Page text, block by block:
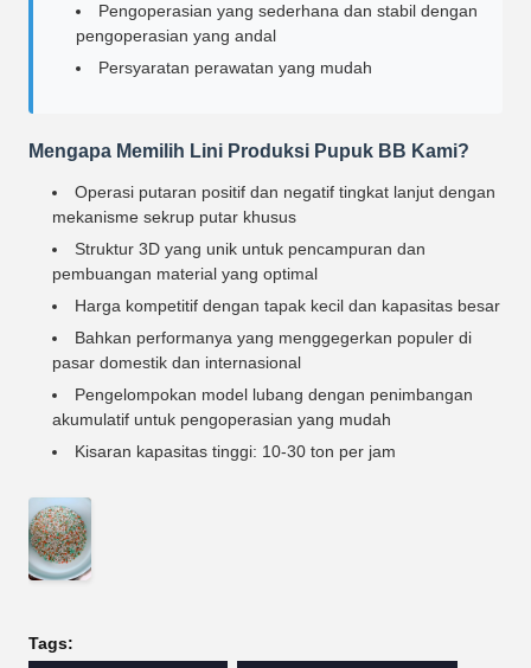
Pengoperasian yang sederhana dan stabil dengan
pengoperasian yang andal
Persyaratan perawatan yang mudah
Mengapa Memilih Lini Produksi Pupuk BB Kami?
Operasi putaran positif dan negatif tingkat lanjut dengan
mekanisme sekrup putar khusus
Struktur 3D yang unik untuk pencampuran dan
pembuangan material yang optimal
Harga kompetitif dengan tapak kecil dan kapasitas besar
Bahkan performanya yang menggegerkan populer di
pasar domestik dan internasional
Pengelompokan model lubang dengan penimbangan
akumulatif untuk pengoperasian yang mudah
Kisaran kapasitas tinggi: 10-30 ton per jam
Tags: